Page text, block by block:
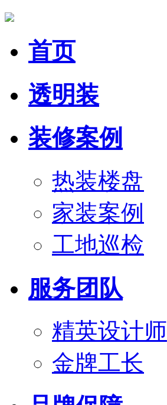
首页
透明装
装修案例
热装楼盘
家装案例
工地巡检
服务团队
精英设计师
金牌工长